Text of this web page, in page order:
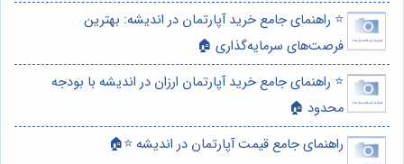
⭐️ راهنمای جامع خرید آپارتمان در اندیشه: بهترین
فرصت‌های سرمایه‌گذاری 🏠
⭐️ راهنمای جامع خرید آپارتمان ارزان در اندیشه با بودجه
محدود 🏠
راهنمای جامع قیمت آپارتمان در اندیشه ⭐️🏠